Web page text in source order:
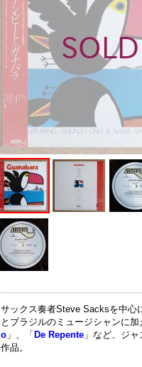
サックス奏者Steve Sacksを中心
とブラジルのミュージシャンに
o 」、「 De Repente 」など、ジ
作品。